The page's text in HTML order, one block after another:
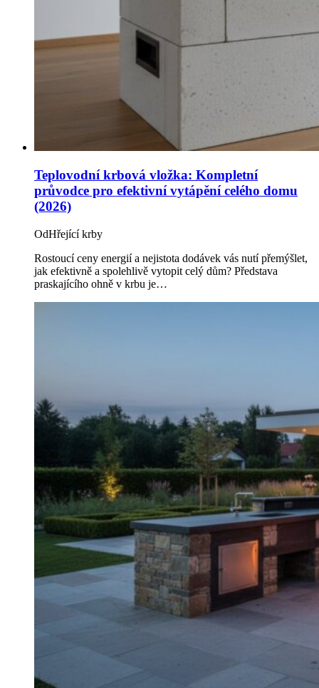
Teplovodní krbová vložka: Kompletní
průvodce pro efektivní vytápění celého domu
(2026)
OdHřející krby
Rostoucí ceny energií a nejistota dodávek vás nutí přemýšlet,
jak efektivně a spolehlivě vytopit celý dům? Představa
praskajícího ohně v krbu je…